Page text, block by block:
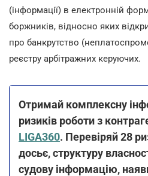
(інформації) в електронній
боржників, відносно яких
про банкрутство
реєстру арбітражних керуючих.
Отримай комплексну
ризиків роботи з
LIGA360. Перевіряй 28
досьє, структуру
судову інформацію,